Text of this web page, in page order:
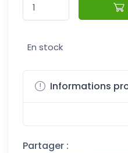
En stock
Informations
Partager :